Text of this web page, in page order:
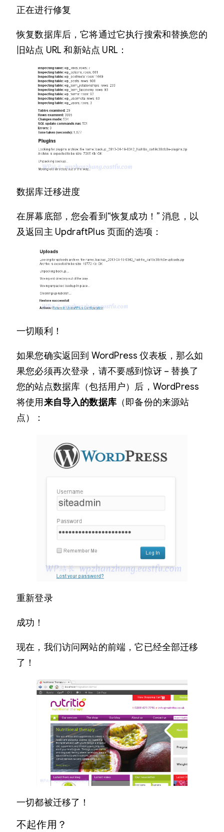
正在进行修复
恢复数据库后，它将通过它执行搜索和替换您的
旧站点 URL 和新站点 URL：
数据库迁移进度
在屏幕底部，您会看到“恢复成功！” 消息，以
及返回主 UpdraftPlus 页面的选项：
一切顺利！
如果您确实返回到 WordPress 仪表板，那么如
果您必须再次登录，请不要感到惊讶 – 替换了
您的站点数据库（包括用户）后，WordPress
将使用来自导入的数据库 （即备份的来源站
点）：
重新登录
成功！
现在，我们访问网站的前端，它已经全部迁移
了！
一切都被迁移了！
不起作用？